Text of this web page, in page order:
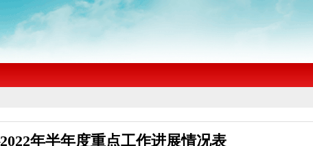
年半年度重点工作进展情况表